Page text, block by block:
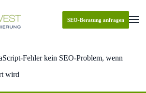
SEO-Beratung anfragen
Fehler kein SEO-Problem, wenn
wird